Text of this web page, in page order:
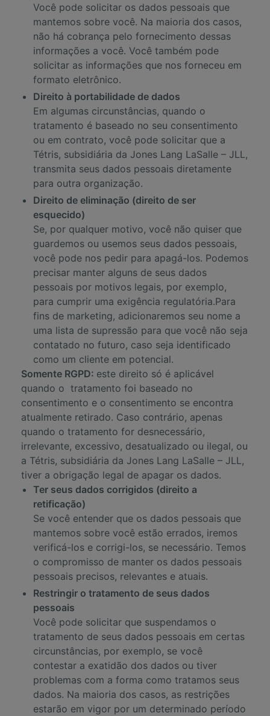
Você pode solicitar os dados pessoais que
mantemos sobre você. Na maioria dos casos,
não há cobrança pelo fornecimento dessas
informações a você. Você também pode
solicitar as informações que nos forneceu em
formato eletrônico.
Direito à portabilidade de dados
Em algumas circunstâncias, quando o
tratamento é baseado no seu consentimento
ou em contrato, você pode solicitar que a
Tétris, subsidiária da Jones Lang LaSalle – JLL,
transmita seus dados pessoais diretamente
para outra organização.
Direito de eliminação (direito de ser
esquecido)
Se, por qualquer motivo, você não quiser que
guardemos ou usemos seus dados pessoais,
você pode nos pedir para apagá-los. Podemos
precisar manter alguns de seus dados
pessoais por motivos legais, por exemplo,
para cumprir uma exigência regulatória.Para
fins de marketing, adicionaremos seu nome a
uma lista de supressão para que você não seja
contatado no futuro, caso seja identificado
como um cliente em potencial.
Somente RGPD: este direito só é aplicável
quando o tratamento foi baseado no
consentimento e o consentimento se encontra
atualmente retirado. Caso contrário, apenas
quando o tratamento for desnecessário,
irrelevante, excessivo, desatualizado ou ilegal, ou
a Tétris, subsidiária da Jones Lang LaSalle – JLL,
tiver a obrigação legal de apagar os dados.
Ter seus dados corrigidos (direito a
retificação)
Se você entender que os dados pessoais que
mantemos sobre você estão errados, iremos
verificá-los e corrigi-los, se necessário. Temos
o compromisso de manter os dados pessoais
pessoais precisos, relevantes e atuais.
Restringir o tratamento de seus dados
pessoais
Você pode solicitar que suspendamos o
tratamento de seus dados pessoais em certas
circunstâncias, por exemplo, se você
contestar a exatidão dos dados ou tiver
problemas com a forma como tratamos seus
dados. Na maioria dos casos, as restrições
estarão em vigor por um determinado período